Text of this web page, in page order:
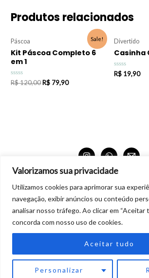
Valorizamos sua privacidade
Utilizamos cookies para aprimorar sua
navegação, exibir anúncios ou conteúdo
analisar nosso tráfego. Ao clicar em “Aceitar
concorda com nosso uso de cookies.
Personalizar
Aceitar tudo
Produtos relacionados
Sale!
Páscoa
Kit Páscoa Completo 6
em 1
Avaliação
R$120,00 R$ 79,90
Divertido
Casinha
Avaliação
R$ 19,90
Produtos 100% digitais para
Não aceitamos troca nem devolução dos produtos digitais.
realizar cópias para terceiros ou distribuição
Powered by Solar Mirim